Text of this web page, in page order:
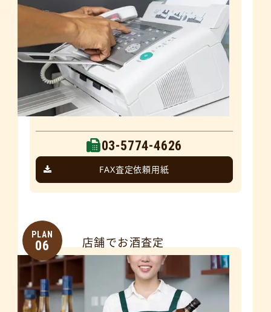
03-5774-4626
FAX査定依頼用紙
PLAN
06 店舗でお酒査定